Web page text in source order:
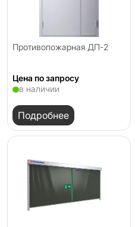
Противопожарная ДП-2
Цена по запросу
в наличии
Подробнее